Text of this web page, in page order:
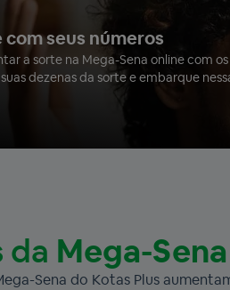
seus números
a sorte na Mega-Sena online com
suas dezenas da sorte e embarque
da Mega-Sena
Sena do Kotas Plus